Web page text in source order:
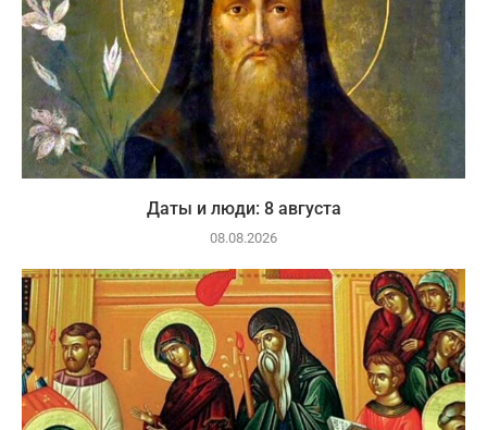
Даты и люди: 8 августа
08.08.2026